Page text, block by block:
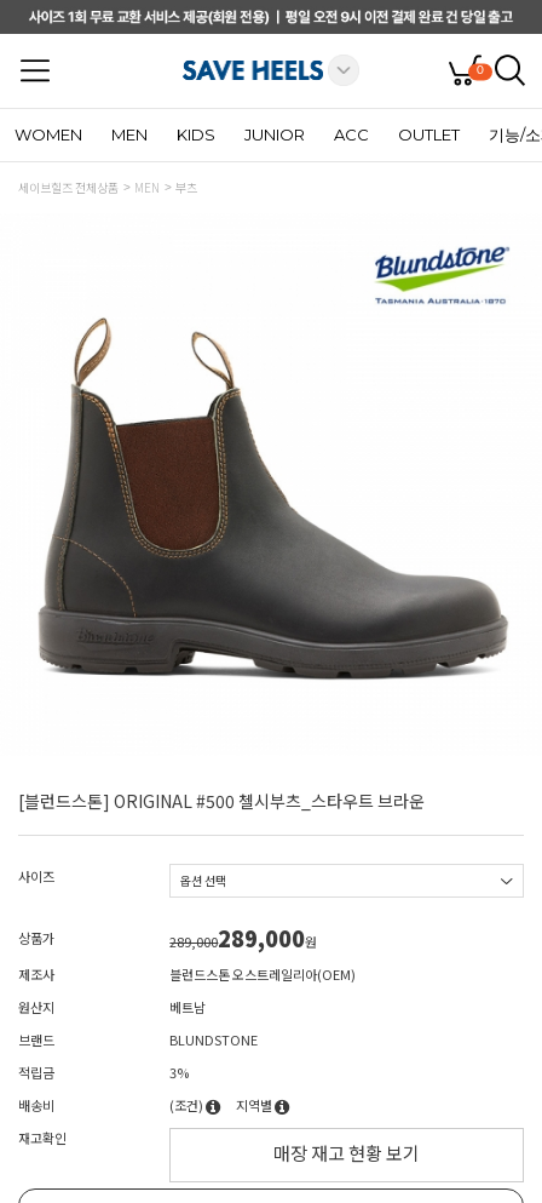
0
WOMEN MEN KIDS JUNIOR ACC OUTLET 기능/
세이브힐즈 전체상품 MEN 부츠
[블런드스톤] ORIGINAL #500 첼시부츠_스타우트 브라운
사이즈
상품가 289,000289,000원
제조사
블런드스톤 오스트레일리아(OEM)
원산지
베트남
브랜드
BLUNDSTONE
적립금
3%
배송비
(조건)
지역별
재고확인
매장 재고 현황 보기